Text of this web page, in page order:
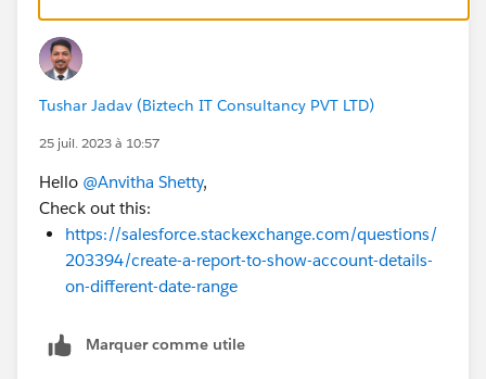
Tushar Jadav (Biztech IT Consultancy PVT LTD)
25 juil. 2023 à 10:57
Hello @Anvitha Shetty,
Check out this:
https://salesforce.stackexchange.com/questions/
203394/create-a-report-to-show-account-details-
on-different-date-range
Marquer comme utile